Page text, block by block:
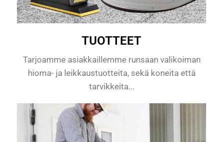
TUOTTEET
Tarjoamme asiakkaillemme runsaan valikoiman
hioma- ja leikkaustuotteita, sekä koneita että
tarvikkeita...